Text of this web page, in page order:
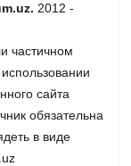
2012 -
частичном
сайта
обязательна
в виде